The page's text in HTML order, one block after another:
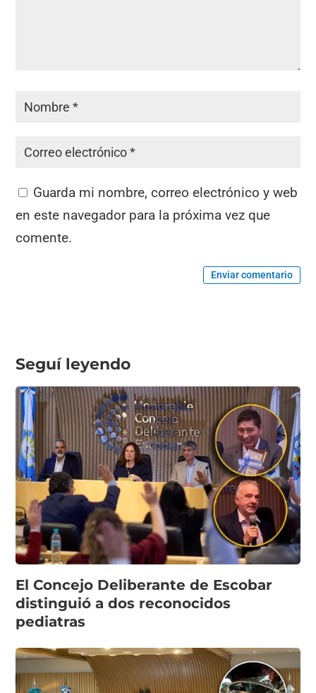
Guarda mi nombre, correo electrónico y web
en este navegador para la próxima vez que
comente.
Enviar comentario
Seguí leyendo
El Concejo Deliberante de Escobar
distinguió a dos reconocidos
pediatras